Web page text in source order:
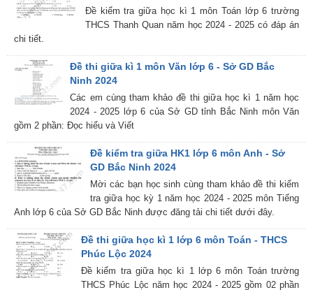
Đề kiểm tra giữa học kì 1 môn Toán lớp 6 trường
THCS Thanh Quan năm học 2024 - 2025 có đáp án
chi tiết.
Đề thi giữa kì 1 môn Văn lớp 6 - Sở GD Bắc
Ninh 2024
Các em cùng tham khảo đề thi giữa học kì 1 năm học
2024 - 2025 lớp 6 của Sở GD tỉnh Bắc Ninh môn Văn
gồm 2 phần: Đọc hiểu và Viết
Đề kiểm tra giữa HK1 lớp 6 môn Anh - Sở
GD Bắc Ninh 2024
Mời các bạn học sinh cùng tham khảo đề thi kiểm
tra giữa học kỳ 1 năm học 2024 - 2025 môn Tiếng
Anh lớp 6 của Sở GD Bắc Ninh được đăng tải chi tiết dưới đây.
Đề thi giữa học kì 1 lớp 6 môn Toán - THCS
Phúc Lộc 2024
Đề kiểm tra giữa học kì 1 lớp 6 môn Toán trường
THCS Phúc Lộc năm học 2024 - 2025 gồm 02 phần